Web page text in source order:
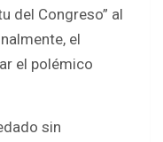
del Congreso” al
el
el polémico
sin